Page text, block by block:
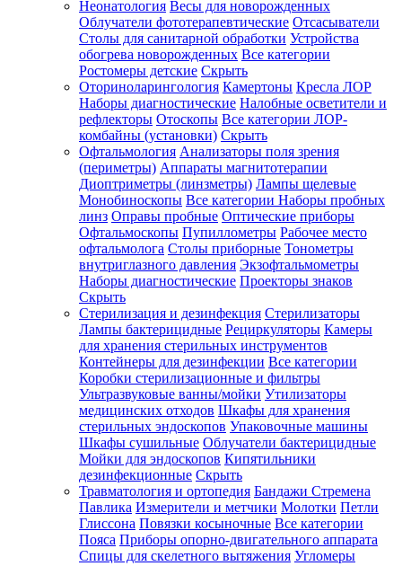
заказа
Неонатология Весы для новорожденных
Облучатели фототерапевтические Отсасыватели
Столы для санитарной обработки Устройства
обогрева новорожденных Все категории
Ростомеры детские Скрыть
Оториноларингология Камертоны Кресла ЛОР
Наборы диагностические Налобные осветители и
рефлекторы Отоскопы Все категории ЛОР-
комбайны (установки) Скрыть
Офтальмология Анализаторы поля зрения
(периметры) Аппараты магнитотерапии
Диоптриметры (линзметры) Лампы щелевые
Монобиноскопы Все категории Наборы пробных
линз Оправы пробные Оптические приборы
Офтальмоскопы Пупиллометры Рабочее место
офтальмолога Столы приборные Тонометры
внутриглазного давления Экзофтальмометры
Наборы диагностические Проекторы знаков
Скрыть
Стерилизация и дезинфекция Стерилизаторы
Лампы бактерицидные Рециркуляторы Камеры
для хранения стерильных инструментов
Контейнеры для дезинфекции Все категории
Коробки стерилизационные и фильтры
Ультразвуковые ванны/мойки Утилизаторы
медицинских отходов Шкафы для хранения
стерильных эндоскопов Упаковочные машины
Шкафы сушильные Облучатели бактерицидные
Мойки для эндоскопов Кипятильники
дезинфекционные Скрыть
Травматология и ортопедия Бандажи Стремена
Павлика Измерители и метчики Молотки Петли
Глиссона Повязки косыночные Все категории
Пояса Приборы опорно-двигательного аппарата
Спицы для скелетного вытяжения Угломеры